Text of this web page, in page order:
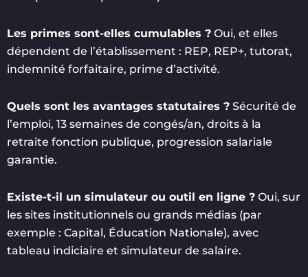
Les primes sont-elles cumulables ? Oui, et elles
dépendent de l’établissement : REP, REP+, tutorat,
indemnité forfaitaire, prime d’activité.
Quels sont les avantages statutaires ? Sécurité de
l’emploi, 13 semaines de congés/an, droits à la
retraite fonction publique, progression salariale
garantie.
Existe-t-il un simulateur ou outil en ligne ? Oui, sur
les sites institutionnels ou grands médias (par
exemple : Capital, Éducation Nationale), avec
tableau indiciaire et simulateur de salaire.